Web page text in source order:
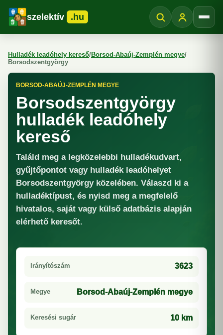
szelektív .hu
Hulladék leadóhely kereső/Borsod-Abaúj-Zemplén megye/
Borsodszentgyörgy
BORSOD-ABAÚJ-ZEMPLÉN MEGYE
Borsodszentgyörgy
hulladék leadóhely
kereső
Találd meg a legközelebbi hulladékudvart,
gyűjtőpontot vagy hulladék leadóhelyet
Borsodszentgyörgy közelében. Válaszd ki a
hulladéktípust, és nyisd meg a megfelelő
hivatalos, saját vagy külső adatbázis alapján
elérhető keresőt.
Irányítószám 3623
Megye Borsod-Abaúj-Zemplén megye
Keresési sugár 10 km